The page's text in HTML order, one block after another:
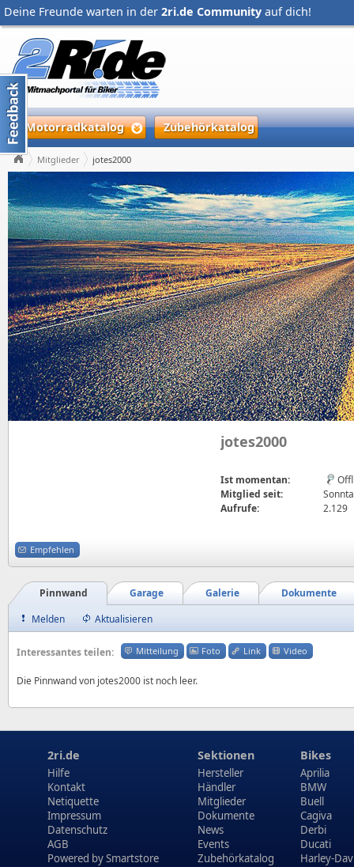
Deine Freunde warten in der 2ri.de Community auf dich!
Motorradkatalog Zubehörkatalog
Mitglieder jotes2000
jotes2000
Ist momentan:
Mitglied seit:
Aufrufe:
2.129
Empfehlen
Dokumente
Galerie
Garage
Pinnwand
Melden
Aktualisieren
Interessantes teilen: Mitteilung Foto Link Video
Die Pinnwand von jotes2000 ist noch leer.
2ri.de
Hilfe
Kontakt
Netiquette
Impressum
Datenschutz
AGB
Powered bySmartstore
Sektionen
Hersteller
Händler
Mitglieder
Dokumente
News
Events
Zubehörkatalog
Bikes
Aprilia
BMW
Buell
Cagiva
Derbi
Ducati
Harley-